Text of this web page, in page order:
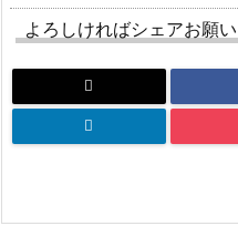
よろしければシェアお願